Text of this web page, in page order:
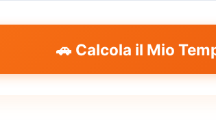
🏖️
🚗 Calcola il Mio